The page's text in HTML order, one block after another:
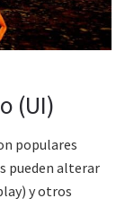
(UI)
populares
pueden alterar
y otros